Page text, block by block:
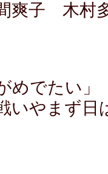
爽子 木村
めでたい」
いやまず日